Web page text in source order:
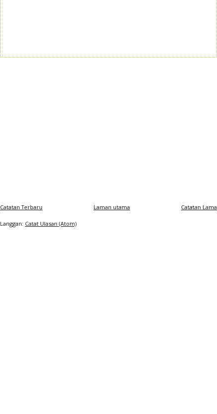
Catatan Terbaru Catatan Lama
Laman utama
Langgan: Catat Ulasan (Atom)